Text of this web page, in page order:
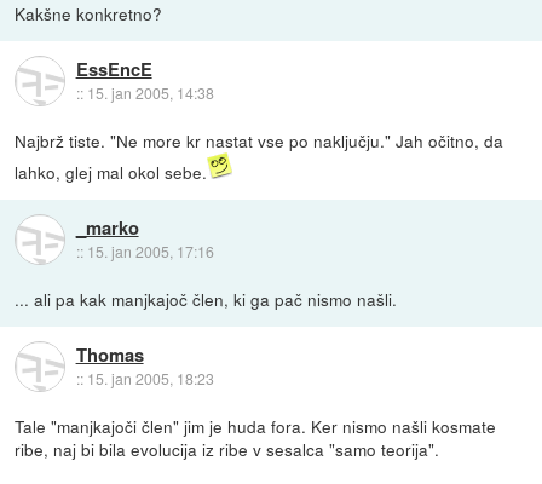
Kakšne konkretno?
EssEncE
:: 15. jan 2005, 14:38
Najbrž tiste. "Ne more kr nastat vse po naključju." Jah očitno, da
lahko, glej mal okol sebe.
_marko
:: 15. jan 2005, 17:16
... ali pa kak manjkajoč člen, ki ga pač nismo našli.
Thomas
:: 15. jan 2005, 18:23
Tale "manjkajoči člen" jim je huda fora. Ker nismo našli kosmate
ribe, naj bi bila evolucija iz ribe v sesalca "samo teorija".